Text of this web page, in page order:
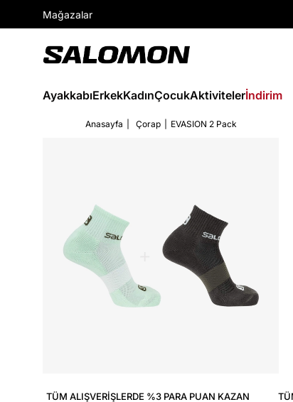
Mağazalar
AyakkabıErkekKadınÇocukAktivitelerİndirim
Anasayfa Çorap EVASION 2 Pack
TÜM ALIŞVERIŞLERDE %3 PARA PUAN KAZAN